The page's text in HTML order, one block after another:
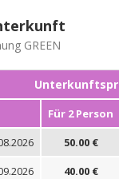
GREEN
Für 2 Person
50.00 €
40.00 €